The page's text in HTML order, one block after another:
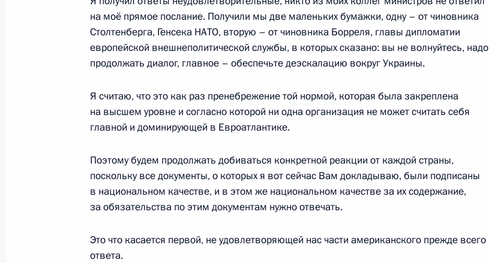
переговоров
10 февраля 2022 года, 18:15 Москва, Кремль
Встреча с Президентом Казахстана Касым-Жомартом Токаевым
10 февраля 2022 года, 17:45 Москва, Кремль
9 февраля 2022 года, среда
Совещание судей судов общей юрисдикции и арбитражных судов
9 февраля 2022 года, 14:25 Московская область, Ново-Огарёво
на моё прямое послание. Получили мы две маленьких бумажки, одну – от чиновника
Столтенберга, Генсека НАТО, вторую – от чиновника Борреля, главы дипломатии
европейской внешнеполитической службы, в которых сказано: вы не волнуйтесь, надо
продолжать диалог, главное – обеспечьте деэскалацию вокруг Украины.
Я считаю, что это как раз пренебрежение той нормой, которая была закреплена
на высшем уровне и согласно которой ни одна организация не может считать себя
главной и доминирующей в Евроатлантике.
Поэтому будем продолжать добиваться конкретной реакции от каждой страны,
поскольку все документы, о которых я вот сейчас Вам докладываю, были подписаны
в национальном качестве, и в этом же национальном качестве за их содержание,
за обязательства по этим документам нужно отвечать.
Это что касается первой, не удовлетворяющей нас части американского прежде всего
ответа.